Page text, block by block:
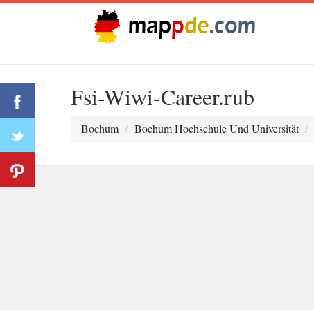
Fsi-Wiwi-Career.rub
Bochum Bochum Hochschule Und Universität